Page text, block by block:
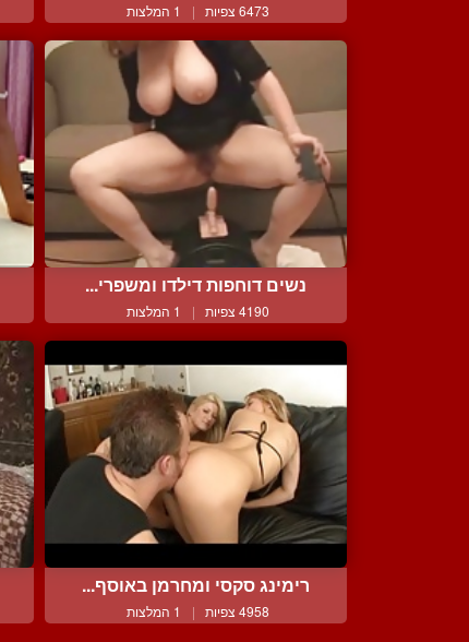
6473 צפיות | 1 המלצות
נשים דוחפות דילדו ומשפרי...
4190 צפיות | 1 המלצות
רימינג סקסי ומחרמן באוסף...
4958 צפיות | 1 המלצות